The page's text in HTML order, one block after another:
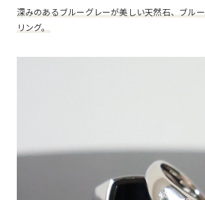
深みのあるブルーグレーが美しい天然石、ブル
リング。